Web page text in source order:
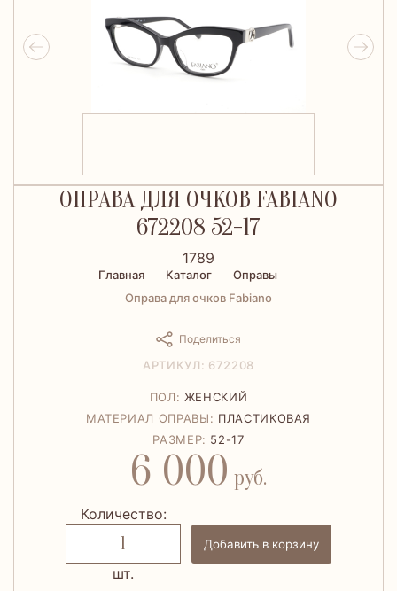
ОПРАВА ДЛЯ ОЧКОВ FABIANO
672208 52-17
1789
Главная Каталог
Оправы
Оправа для очков Fabiano
Поделиться
АРТИКУЛ: 672208
ПОЛ: ЖЕНСКИЙ
МАТЕРИАЛ ОПРАВЫ: ПЛАСТИКОВАЯ
РАЗМЕР: 52-17
6 000 руб.
Количество:
шт.
Добавить в корзину